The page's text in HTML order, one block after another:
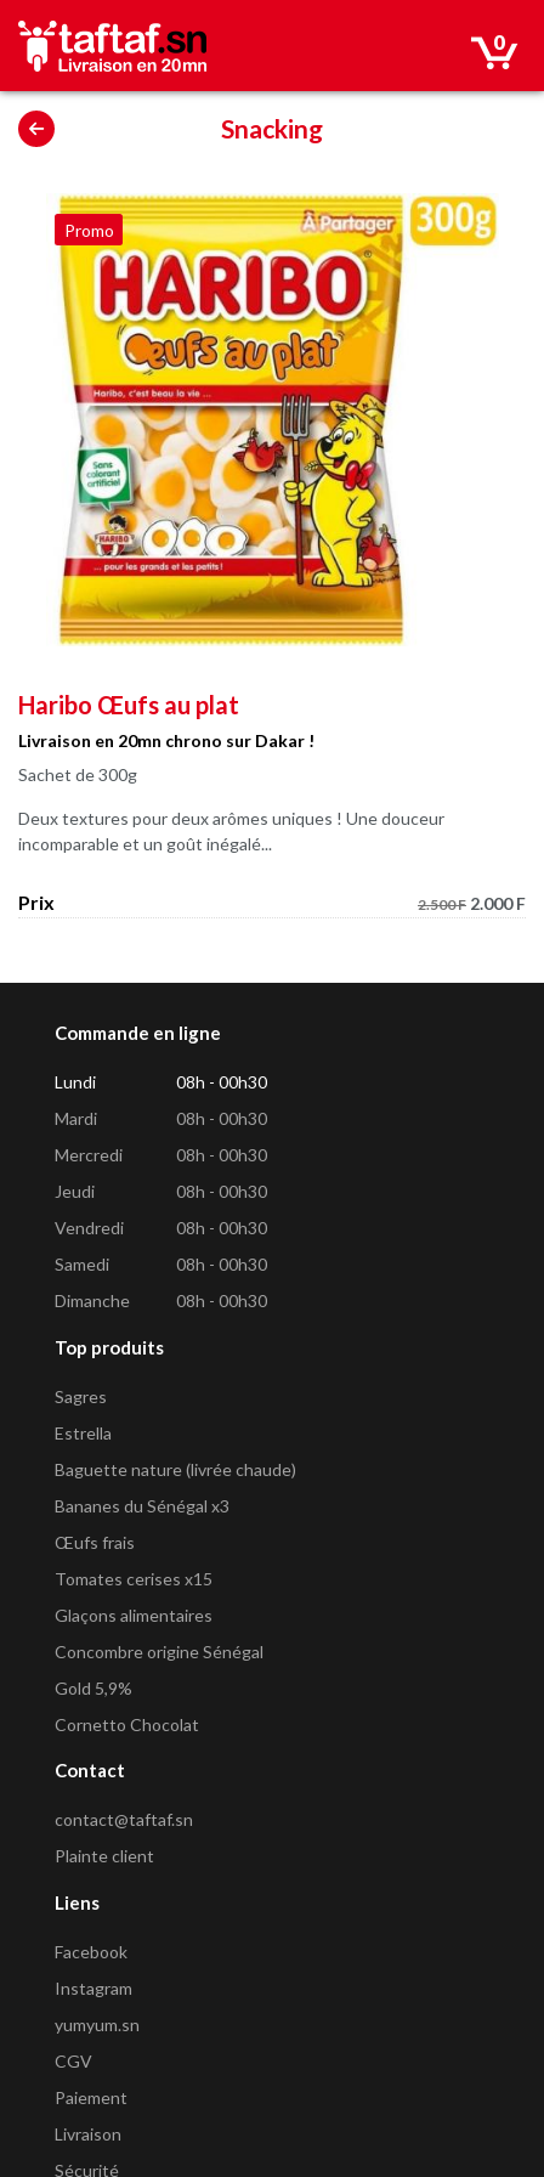
0
Snacking
Promo
Haribo Œufs au plat
Livraison en 20mn chrono sur Dakar !
Sachet de 300g
Deux textures pour deux arômes uniques ! Une douceur
incomparable et un goût inégalé...
Prix 2.500 F 2.000 F
Commande en ligne
Lundi
08h - 00h30
Mardi
08h - 00h30
Mercredi
08h - 00h30
Jeudi
08h - 00h30
Vendredi
08h - 00h30
Samedi
08h - 00h30
Dimanche
08h - 00h30
Top produits
Sagres
Estrella
Baguette nature (livrée chaude)
Bananes du Sénégal x3
Œufs frais
Tomates cerises x15
Glaçons alimentaires
Concombre origine Sénégal
Gold 5,9%
Cornetto Chocolat
Contact
contact@taftaf.sn
Plainte client
Liens
Facebook
Instagram
yumyum.sn
CGV
Paiement
Livraison
Sécurité